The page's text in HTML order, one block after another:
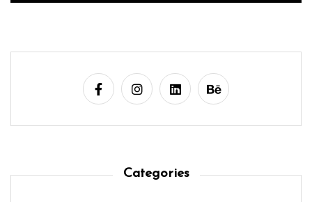
Categories